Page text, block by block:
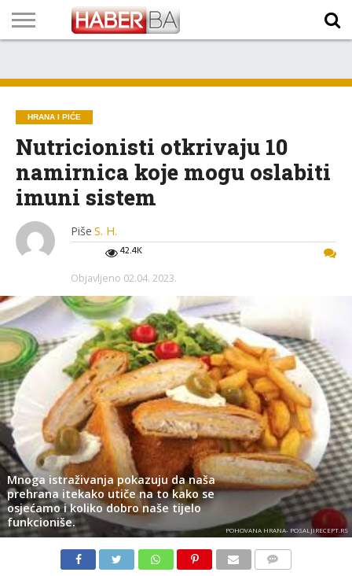
TECH
PROGRAM
PROGNOZA
PUTEVIMA
LISTA
NAMA
HRANA I PIĆE
Nutricionisti otkrivaju 10
namirnica koje mogu oslabiti
imuni sistem
Piše S. H.
42.4K
Objavljeno 02.04. 2023.
Mnoga istraživanja pokazuju da naša
prehrana itekako utiče na to kako se
osjećamo i koliko dobro naše tijelo
funkcioniše.
POHOVANA HRANA- POSALJIRECEPT.RS